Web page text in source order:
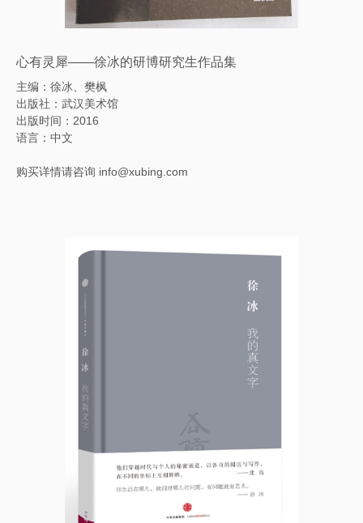
心有灵犀——徐冰的研博研究生作品集
主编：徐冰、樊枫
出版社：武汉美术馆
出版时间：2016
语言：中文
购买详情请咨询 info@xubing.com